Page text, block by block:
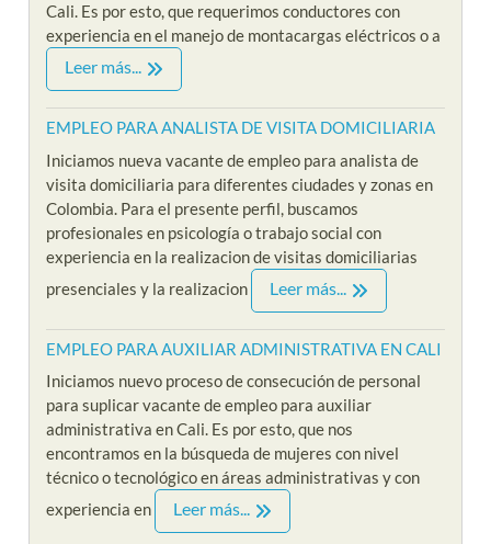
Cali. Es por esto, que requerimos conductores con
experiencia en el manejo de montacargas eléctricos o a
Leer más...
EMPLEO PARA ANALISTA DE VISITA DOMICILIARIA
Iniciamos nueva vacante de empleo para analista de
visita domiciliaria para diferentes ciudades y zonas en
Colombia. Para el presente perfil, buscamos
profesionales en psicología o trabajo social con
experiencia en la realizacion de visitas domiciliarias
presenciales y la realizacion
Leer más...
EMPLEO PARA AUXILIAR ADMINISTRATIVA EN CALI
Iniciamos nuevo proceso de consecución de personal
para suplicar vacante de empleo para auxiliar
administrativa en Cali. Es por esto, que nos
encontramos en la búsqueda de mujeres con nivel
técnico o tecnológico en áreas administrativas y con
experiencia en
Leer más...